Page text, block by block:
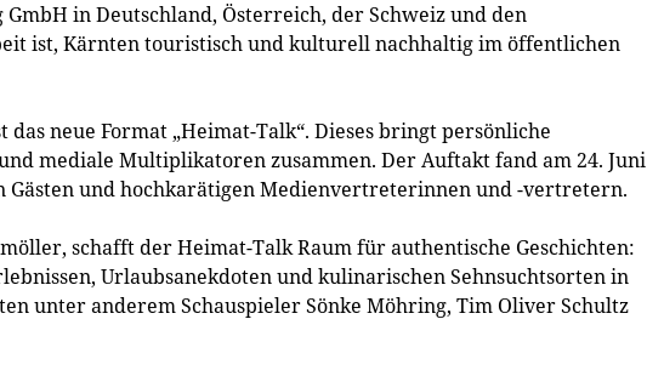
in Deutschland, Österreich, der Schweiz und den
ist, Kärnten touristisch und kulturell nachhaltig im öffentlichen
neue Format „Heimat-Talk“. Dieses bringt persönliche
mediale Multiplikatoren zusammen. Der Auftakt fand am 24. Juni
Gästen und hochkarätigen Medienvertreterinnen und -vertretern.
schafft der Heimat-Talk Raum für authentische Geschichten:
Urlaubsanekdoten und kulinarischen Sehnsuchtsorten in
unter anderem Schauspieler Sönke Möhring, Tim Oliver Schultz